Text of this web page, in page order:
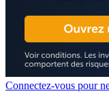
Connectez-vous pour